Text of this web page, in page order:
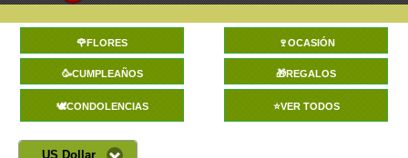
🌹FLORES 🍷OCASIÓN
🥳CUMPLEAÑOS 🎁REGALOS
🕊️CONDOLENCIAS ⭐VER TODOS
US Dollar